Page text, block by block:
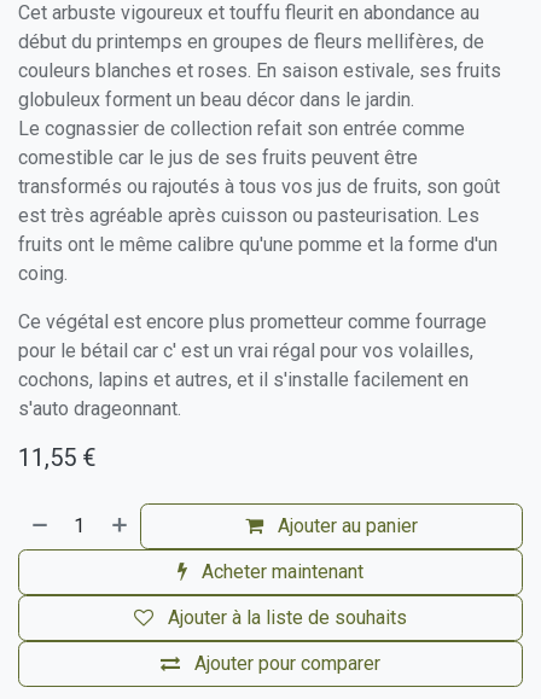
Cet arbuste vigoureux et touffu fleurit en abondance au
début du printemps en groupes de fleurs mellifères, de
couleurs blanches et roses. En saison estivale, ses fruits
globuleux forment un beau décor dans le jardin.
Le cognassier de collection refait son entrée comme
comestible car le jus de ses fruits peuvent être
transformés ou rajoutés à tous vos jus de fruits, son goût
est très agréable après cuisson ou pasteurisation. Les
fruits ont le même calibre qu'une pomme et la forme d'un
coing.
Ce végétal est encore plus prometteur comme fourrage
pour le bétail car c' est un vrai régal pour vos volailles,
cochons, lapins et autres, et il s'installe facilement en
s'auto drageonnant.
11,55 €
Ajouter au panier
Acheter maintenant
Ajouter pour comparer
Ajouter à la liste de souhaits